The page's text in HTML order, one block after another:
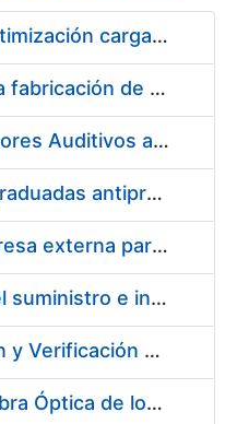
Pliego condiciones optimización cargas compras firmado
Acuerdo marco para la fabricación de piezas
Suministro de Protectores Auditivos a medida para las personas trabajadoras de los Centros de Trabajo de Madrid y Burgos
Suministro de gafas graduadas antiproyecciones para los trabajadores de la FNMT-RCM en los centros de trabajo de Madrid y Burgos
Servicios de una empresa externa para el asesoramiento y resolución de los recursos de alzada que se presentan relacionados con procesos de selección para la FNMT-RCM
Acuerdo marco para el suministro e instalación de persianas, estores y otros complementos
Servicio de Calibración y Verificación Externa de los Equipos de Medición del Servicio de Prevención de la FNMT-RCM
Conexión mediante Fibra Óptica de los Centros de Proceso de Datos (CPDs) de las sedes de la FNMT-RCM de Burgos y Madrid